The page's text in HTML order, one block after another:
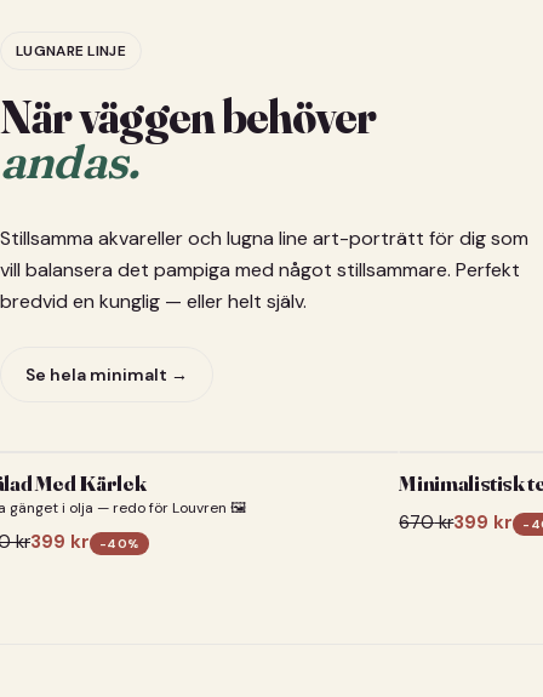
LUGNARE LINJE
När väggen behöver
andas.
Stillsamma akvareller och lugna line art-porträtt för dig som
vill balansera det pampiga med något stillsammare. Perfekt
bredvid en kunglig — eller helt själv.
Se hela minimalt →
Med Kärlek
gänget i olja — redo för Louvren 🖼️
kr399 kr -40%
Minimalistisk
670kr399 kr -